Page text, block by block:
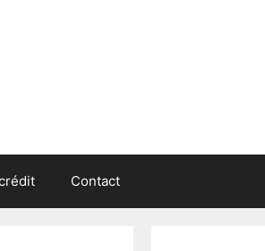
Contact